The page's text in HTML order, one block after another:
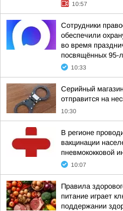
10:57
Сотрудники
обеспечили
во время
посвящённых 95-
10:33
Серийный
отправится на
10:30
В регионе
вакцинации
пневмококковой
10:07
Правила
питание играет
поддержании